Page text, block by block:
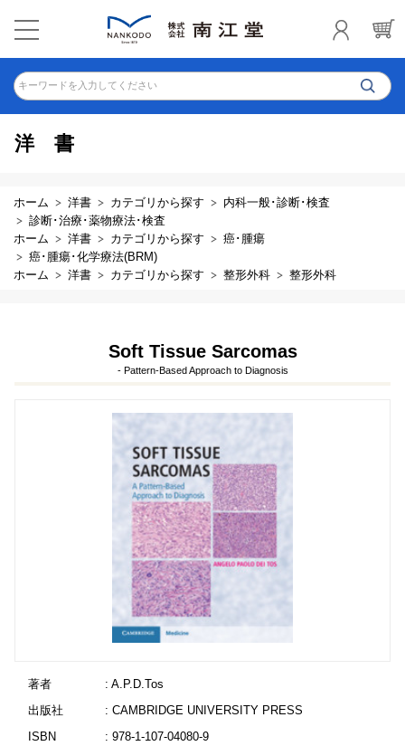
キーワードを入力してください
洋書
ホーム 洋書 カテゴリから探す
内科一般･診断･検査
診断･治療･薬物療法･検査
ホーム
洋書 カテゴリから探す
癌･腫瘍
癌･腫瘍･化学療法(BRM)
ホーム
洋書 カテゴリから探す 整形外科 整形外科
Soft Tissue Sarcomas
- Pattern-Based Approach to Diagnosis
著者
: A.P.D.Tos
出版社
: CAMBRIDGE UNIVERSITY PRESS
ISBN
: 978-1-107-04080-9